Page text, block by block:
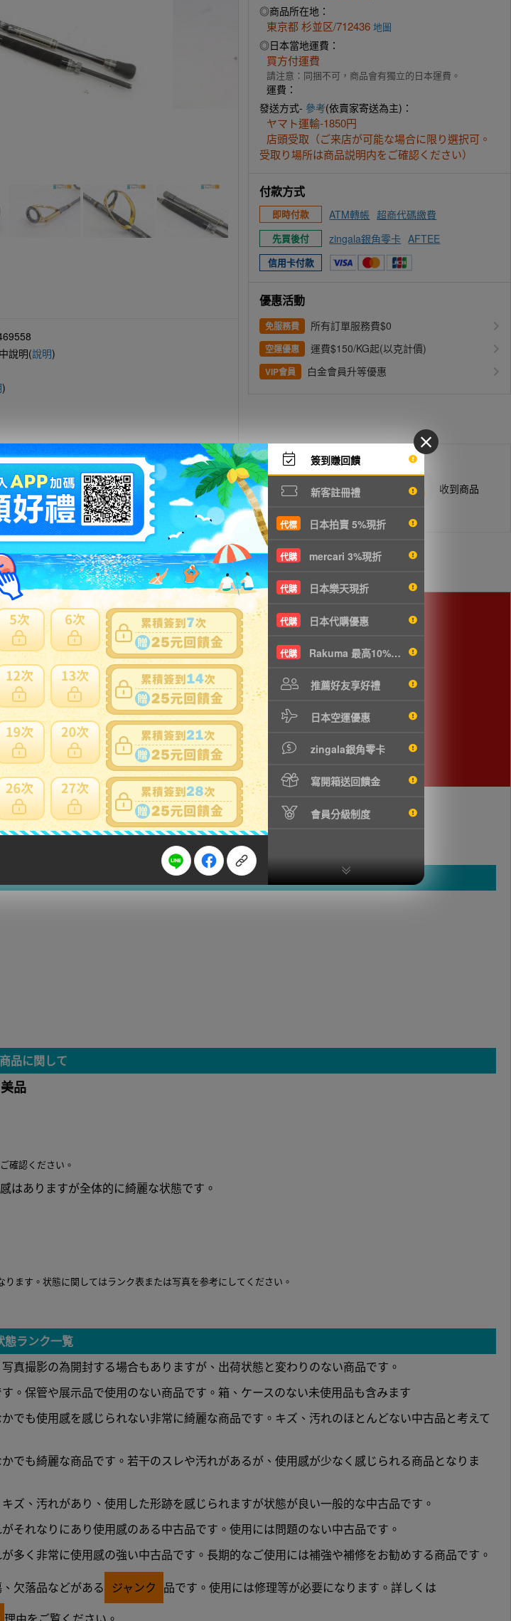
簽到賺回饋
新客註冊禮
代標 日本拍賣 5%現折
代購 mercari 3%現折
代購 日本樂天現折
代購 日本代購優惠
代購 Rakuma 最高10%現折
推薦好友享好禮
日本空運優惠
zingala銀角零卡
寫開箱送回饋金
會員分級制度
160S712436 (2).JPG
說明(說明)
)
◎商品所在地：
東京都 杉並区/712436 地圖
◎日本當地運費：
買方付運費
請注意：同捆不可，商品會有獨立的日本運費。
運費：
發送方式- 參考(依賣家寄送為主)：
ヤマト運輸-1850円
店頭受取（ご来店が可能な場合に限り選択可。
受取り場所は商品説明内をご確認ください）
付款方式
即時付款 ATM轉帳 超商代碼繳費
先買後付 zingala銀角零卡 AFTEE
信用卡付款
優惠活動
免服務費 所有訂單服務費$0
空運優惠 運費$150/KG起(以克計價)
VIP會員 白金會員升等優惠
得標填寫委託單 商品抵台通知出貨 收到商品
與其他費用，使用海運則無其他費用。
增加國際運費。
商品に関して
品
確認ください。
はありますが全体的に綺麗な状態です。
ます。状態に関してはランク表または写真を参考にしてください。
態ランク一覧
真撮影の為開封する場合もありますが、出荷状態と変わりのない商品です。
。保管や展示品で使用のない商品です。箱、ケースのない未使用品も含みます
でも使用感を感じられない非常に綺麗な商品です。キズ、汚れのほとんどない中古品と考えて
でも綺麗な商品です。若干のスレや汚れがあるが、使用感が少なく感じられる商品となりま
ズ、汚れがあり、使用した形跡を感じられますが状態が良い一般的な中古品です。
それなりにあり使用感のある中古品です。使用には問題のない中古品です。
多く非常に使用感の強い中古品です。長期的なご使用には補強や補修をお勧めする商品です。
欠落品などがある ジャンク 品です。使用には修理等が必要になります。詳しくは